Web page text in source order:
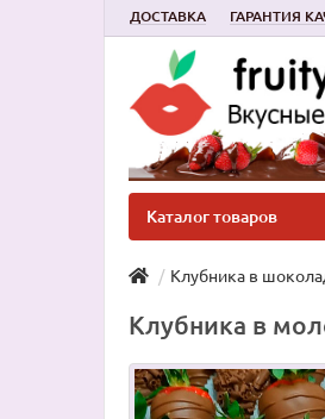
ДОСТАВКА ГАРАНТИЯ
Каталог товаров
Клубника в
Клубника в